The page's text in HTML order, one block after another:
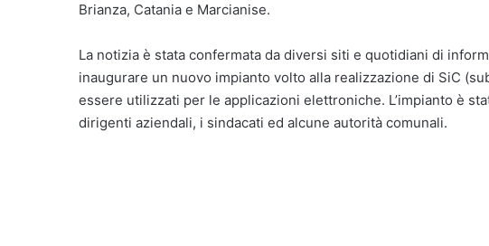
Brianza, Catania e Marcianise.
La notizia è stata confermata da diversi siti e quotidiani di
inaugurare un nuovo impianto volto alla realizzazione di SiC
essere utilizzati per le applicazioni elettroniche. L’impianto è
dirigenti aziendali, i sindacati ed alcune autorità comunali.